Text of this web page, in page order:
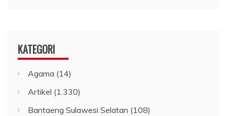
KATEGORI
Agama (14)
Artikel (1.330)
Bantaeng Sulawesi Selatan (108)